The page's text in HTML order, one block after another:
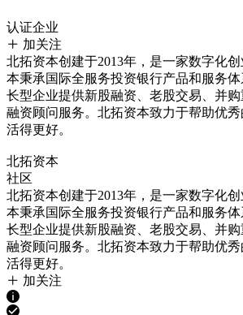
认证企业
加关注
北拓资本创建于2013年，是一家数字化
本秉承国际全服务投资银行产品和服务
长型企业提供新股融资、老股交易、并
融资顾问服务。北拓资本致力于帮助优秀
活得更好。
北拓资本
社区
北拓资本创建于2013年，是一家数字化
本秉承国际全服务投资银行产品和服务
长型企业提供新股融资、老股交易、并
融资顾问服务。北拓资本致力于帮助优秀
活得更好。
加关注